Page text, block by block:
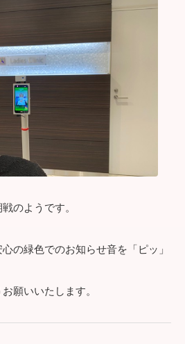
のようです。
の緑色でのお知らせ音を「ピッ」
願いいたします。